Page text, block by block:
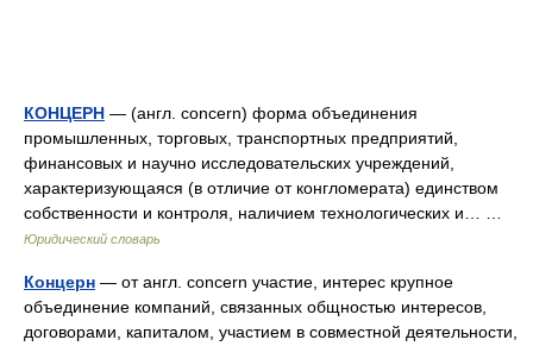
КОНЦЕРН — (англ. concern) форма объединения
промышленных, торговых, транспортных предприятий,
финансовых и научно исследовательских учреждений,
характеризующаяся (в отличие от конгломерата) единством
собственности и контроля, наличием технологических и… …
Юридический словарь
Концерн — от англ. concern участие, интерес крупное
объединение компаний, связанных общностью интересов,
договорами, капиталом, участием в совместной деятельности,